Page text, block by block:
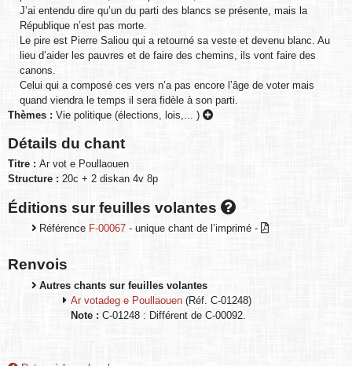
J’ai entendu dire qu’un du parti des blancs se présente, mais la
République n’est pas morte.
Le pire est Pierre Saliou qui a retourné sa veste et devenu blanc. Au
lieu d’aider les pauvres et de faire des chemins, ils vont faire des
canons.
Celui qui a composé ces vers n’a pas encore l’âge de voter mais
quand viendra le temps il sera fidèle à son parti.
Thèmes : Vie politique (élections, lois,... )
Détails du chant
Titre : Ar vot e Poullaouen
Structure : 20c + 2 diskan 4v 8p
Éditions sur feuilles volantes
Référence F-00067 - unique chant de l’imprimé -
Renvois
Autres chants sur feuilles volantes
Ar votadeg e Poullaouen (Réf. C-01248)
Note : C-01248 : Différent de C-00092.